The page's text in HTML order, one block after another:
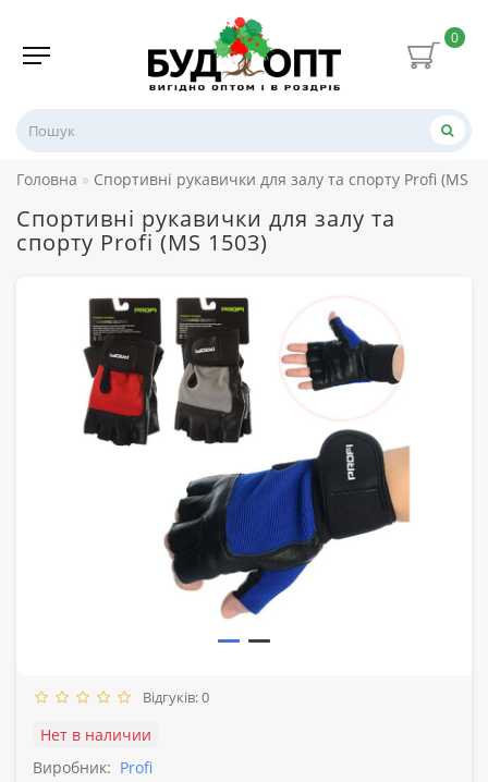
0
Головна Спортивні рукавички для залу та спорту Profi (MS
Спортивні рукавички для залу та
спорту Profi (MS 1503)
Відгуків: 0
Нет в наличии
Виробник: Profi